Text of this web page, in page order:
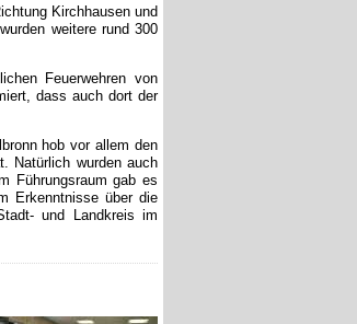
Kirchhausen und
weitere rund 300
Feuerwehren von
dass auch dort der
hob vor allem den
Natürlich wurden auch
Führungsraum gab es
Erkenntnisse über die
und Landkreis im